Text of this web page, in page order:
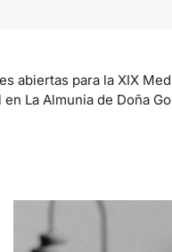
abiertas para la XIX
en La Almunia de Doña